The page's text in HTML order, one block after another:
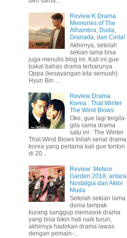
Review K Drama
Memories of The
Alhambra; Duda,
Granada, dan Cinta!
Akhirnya, setelah
sekian lama bisa
juga menulis blog ini. Kali ini gue
bakal bahas drama terbarunya
Oppa (kesayangan kita semuah)
Hyun Bin ...
Review Drama
Korea : That Winter
The Wind Blows
Oke, gue lagi tergila-
gila sama drama
satu ini : The Winter
That Wind Blows Inilah serial drama
korea yang pertama kali gue tonton
di 20...
Review: Meteor
Garden 2018, antara
Nostalgia dan Aktor
Muda
Setelah sekian lama
dunia tampak
kurang sanggup memasok drama
yang bisa bikin hati naik turun,
akhirnya hadirkan drama lawas
dengan pemain-...